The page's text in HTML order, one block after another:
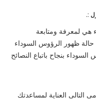
:.
لمعرفة ومتابعة
حالة ظهور الرؤوس السوداء
بنجاح باتباع النصائح
التالى العناية لمساعدتك